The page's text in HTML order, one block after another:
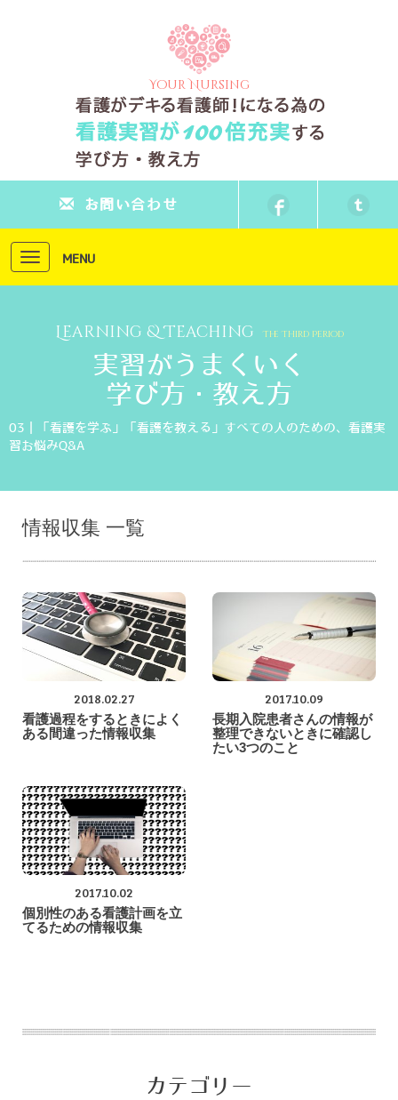
Your Nursing
お問い合わせ
Toggle
navigation
MENU
Learning & Teaching The Third Period
実習がうまくいく
学び方・教え方
03｜「看護を学ぶ」「看護を教える」すべての人のための、看護実
習お悩みQ&A
情報収集 一覧
2018.02.27
看護過程をするときによく
ある間違った情報収集
2017.10.09
長期入院患者さんの情報が
整理できないときに確認し
たい3つのこと
2017.10.02
個別性のある看護計画を立
てるための情報収集
カテゴリー